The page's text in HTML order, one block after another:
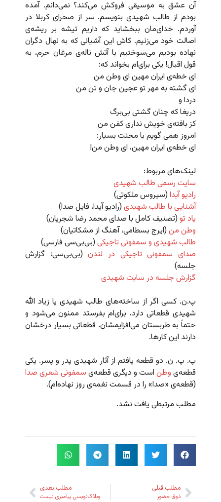
آن عشق به موسیقی فروکش می‌کند؟ نمی‌دانم. آمده
بودم از طالب شهیدی بنویسم. سر از صحرای کربلا در
آوردم. خدای‌مان ببخشاید که داریم تیشه بر ریشه‌ی
اصالت خود می‌زنیم. کاش این آشیانی که به نهال دگران
نهاده بودیم می‌سوختیم با آتش ناله‌ی مرغان حرم، به
قول اقبال! یکی برای‌ام بخواند که:
ای خطه‌ی ایران مهین ای وطن من
ای گشته به مهر تو عجین جان و تن من
دردا و
دریغا که چنان گشتی بی‌برگ
کز بافته‌ی خویش نداری کفن من
امروز همی گویم با محنت بسیار:
ای خطه‌ی ایران مهین، ای وطن من!
لینک‌های مربوط:
سایت رسمی طالب شهیدی
رادیو آیدا(سیروس ملکوتی)
آشنایی با طالب شهیدی(رادیو آیدا، فایل صدا)
یاد تو(تصنیف کامل با صدای محمد رضا شجریان)
وطن من(ایرج بسطامی، آهنگ از مشکاتیان)
طالب شهیدی و سمفونی تاجیکی(بی‌بی‌سی فارسی)
صدای سمفونی تاجیکی در لندن(بی‌بی‌سی؛ گزارش
جلسه)
گزارش جلسه در سایت شهیدی
پ.ن. کسی اگر از ساخته‌های طالب شهیدی یا زیاد الله
شهیدی قطعاتی دارد، برای‌ام بفرستد ممنون می‌شود و
حتماً به طربستان می‌افزایمشان. قطعاتی بسیار درخشان
دارند این‌ کارها.
پ. پ. ن. دو قطعه یافتم از آثار شهیدی پدر و پسر. یکی
قطعه‌ی وطن است و دیگری قطعه‌ی سمفونی شعری صدا
(قطعه‌ی «صدا» را در قسمت نغمه‌ی روز نهاده‌ام).
مطلب مرتبطی یافت نشد.
مطلب قبلی
ذوق حضور
مطلب بعدی
وبلاگ‌نویسی پیامبری نیست